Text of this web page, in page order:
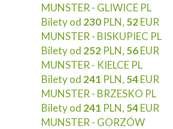
MUNSTER - GLIWICE PL
Bilety od 230 PLN, 52EUR
MUNSTER - BISKUPIEC PL
Bilety od 252 PLN, 56EUR
MUNSTER - KIELCE PL
Bilety od 241 PLN, 54EUR
MUNSTER - BRZESKO PL
Bilety od 241 PLN, 54EUR
MUNSTER - GORZÓW